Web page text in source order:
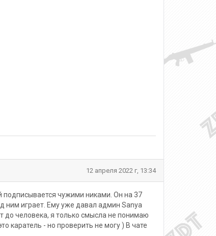
12 апреля 2022 г, 13:34
чужими никами. Он на 37
ним играет. Ему уже давал админ Sanya
до человека, я только смысла не понимаю
каратель - но проверить не могу ) В чате